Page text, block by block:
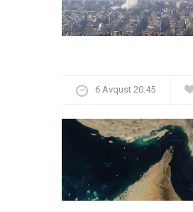
6 Avqust 20:45